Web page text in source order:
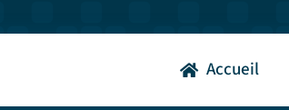
Accueil